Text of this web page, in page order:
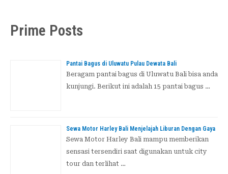
iPrime Posts
Pantai Bagus di Uluwatu Pulau Dewata Bali
Beragam pantai bagus di Uluwatu Bali bisa anda
kunjungi. Berikut ini adalah 15 pantai bagus …
Sewa Motor Harley Bali Menjelajah Liburan Dengan Gaya
Sewa Motor Harley Bali mampu memberikan
sensasi tersendiri saat digunakan untuk city
tour dan terlihat …